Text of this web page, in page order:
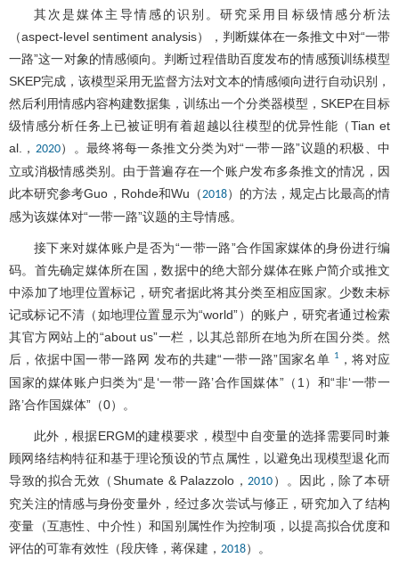
其次是媒体主导情感的识别。研究采用目标级情感分析法
（aspect-level sentiment analysis），判断媒体在一条推文中对“一带
一路”这一对象的情感倾向。判断过程借助百度发布的情感预训练模型
SKEP完成，该模型采用无监督方法对文本的情感倾向进行自动识别，
然后利用情感内容构建数据集，训练出一个分类器模型，SKEP在目标
级情感分析任务上已被证明有着超越以往模型的优异性能（Tian et
al.， 2020）。最终将每一条推文分类为对“一带一路”议题的积极、中
立或消极情感类别。由于普遍存在一个账户发布多条推文的情况，因
此本研究参考Guo，Rohde和Wu（2018）的方法，规定占比最高的情
感为该媒体对“一带一路”议题的主导情感。
接下来对媒体账户是否为“一带一路”合作国家媒体的身份进行编
码。首先确定媒体所在国，数据中的绝大部分媒体在账户简介或推文
中添加了地理位置标记，研究者据此将其分类至相应国家。少数未标
记或标记不清（如地理位置显示为“world”）的账户，研究者通过检索
其官方网站上的“about us”一栏，以其总部所在地为所在国分类。然
后，依据中国一带一路网 发布的共建“一带一路”国家名单 1
，将对应
国家的媒体账户归类为“是‘一带一路’合作国媒体”（1）和“非‘一带一
路’合作国媒体”（0）。
此外，根据ERGM的建模要求，模型中自变量的选择需要同时兼
顾网络结构特征和基于理论预设的节点属性，以避免出现模型退化而
导致的拟合无效（Shumate & Palazzolo， 2010 ）。因此，除了本研
究关注的情感与身份变量外，经过多次尝试与修正，研究加入了结构
变量（互惠性、中介性）和国别属性作为控制项，以提高拟合优度和
评估的可靠有效性（段庆锋，蒋保建， 2018）。